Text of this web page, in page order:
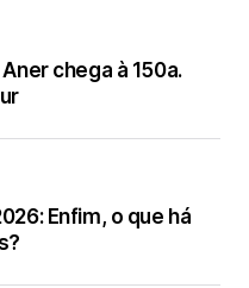
chega à 150a.
Enfim, o que há